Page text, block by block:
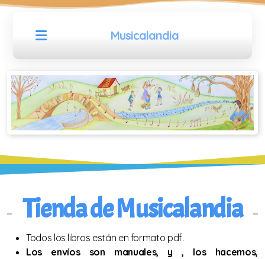
Musicalandia
Tienda de Musicalandia
Todos los libros están en formato pdf.
Los envíos son manuales, y , los hacemos,
11 piezas europeas para VIOLÍN
30 melodías de Europa para mandolina
Colección de música para mandolina